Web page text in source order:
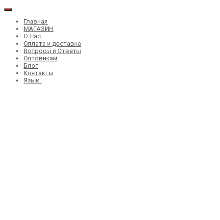
Главная
МАГАЗИН
О Нас
Оплата и доставка
Вопросы и Ответы
Оптовикам
Блог
Контакты
Язык: